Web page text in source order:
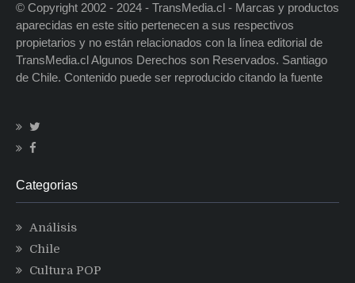
© Copyright 2002 - 2024 - TransMedia.cl - Marcas y productos
aparecidas en este sitio pertenecen a sus respectivos
propietarios y no están relacionados con la línea editorial de
TransMedia.cl Algunos Derechos son Reservados. Santiago
de Chile. Contenido puede ser reproducido citando la fuente
Categorias
Análisis
Chile
Cultura POP